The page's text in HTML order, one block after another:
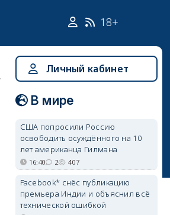
18+
Личный кабинет
В мире
США попросили Россию
освободить осуждённого на 10
лет американца Гилмана
16:40 2 407
Facebook* снёс публикацию
премьера Индии и объяснил всё
технической ошибкой